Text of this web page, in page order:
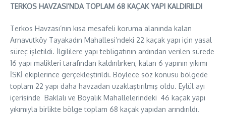
TERKOS HAVZASI’NDA TOPLAM 68 KAÇAK YAPI KALDIRILDI
Terkos Havzası’nın kısa mesafeli koruma alanında kalan
Arnavutköy Tayakadın Mahallesi’ndeki 22 kaçak yapı için yasal
süreç işletildi. İlgililere yapı tebligatının ardından verilen sürede
16 yapı malikleri tarafından kaldırılırken, kalan 6 yapının yıkımı
İSKİ ekiplerince gerçekleştirildi. Böylece söz konusu bölgede
toplam 22 yapı daha havzadan uzaklaştırılmış oldu. Eylül ayı
içerisinde Baklalı ve Boyalık Mahallelerindeki 46 kaçak yapı
yıkımıyla birlikte bölge toplam 68 kaçak yapıdan arındırıldı.